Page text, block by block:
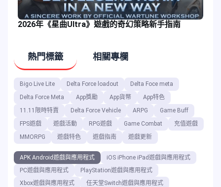
2026年《星曲Ultra》遊戲的奇幻策略新手指南
熱門標籤 相關專欄
Bigo Live Lite Delta Force loadout
Delta Foce meta
Delta Force Meta
App獎勵 App貨幣
App特色
11.11限時特賣
Delta Force Vehicle ARPG
Game Buff
FPS遊戲
遊戲活動 RPG遊戲 Game Combat
充值遊戲
MMORPG
遊戲特色 遊戲指南 遊戲更新
APK Android遊戲與應用程式
iOS iPhone iPad遊戲與應用程式
PC遊戲與應用程式
PlayStation遊戲與應用程式
Xbox遊戲與應用程式
任天堂Switch遊戲與應用程式